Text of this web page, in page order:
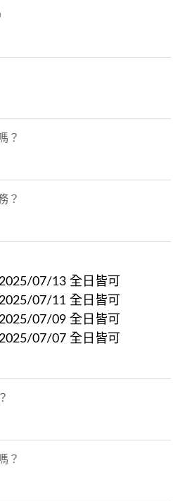
？
？
07/13 全日皆可
07/11 全日皆可
07/09 全日皆可
07/07 全日皆可
？